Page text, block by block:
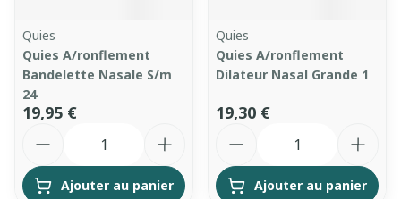
Quies
Quies A/ronflement
Bandelette Nasale S/m
24
19,95 €
Ajouter au panier
Quies
Quies A/ronflement
Dilateur Nasal Grande 1
19,30 €
Ajouter au panier